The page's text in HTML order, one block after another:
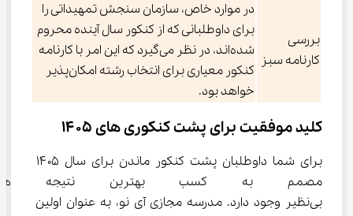
بررسی
کارنامه سبز
در موارد خاص، سازمان سنجش تمهیداتی را
برای داوطلبانی که از کنکور سال آینده محروم
شده‌اند، در نظر می‌گیرد که این امر با کارنامه
کنکور معیاری برای انتخاب رشته امکان‌پذیر
خواهد بود.
کلید موفقیت برای پشت کنکوری های ۱۴۰۵
مصمم به کسب بهترین نتیجه
بی‌نظیر وجود دارد. مدرسه مجازی آی نو، به عنوان اولین